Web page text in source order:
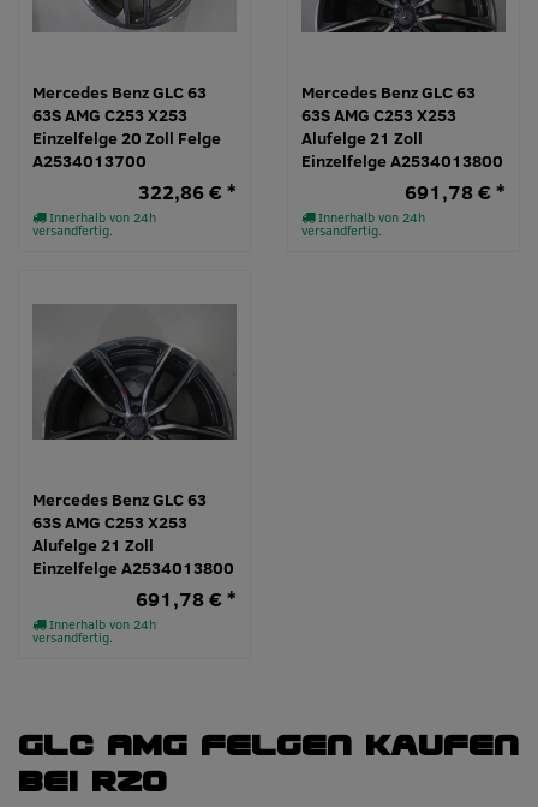
Mercedes Benz GLC 63
63S AMG C253 X253
Einzelfelge 20 Zoll Felge
A2534013700
Innerhalb von 24h
versandfertig.
322,86 € *
Mercedes Benz GLC 63
63S AMG C253 X253
Alufelge 21 Zoll
Einzelfelge A2534013800
Innerhalb von 24h
versandfertig.
691,78 € *
Mercedes Benz GLC 63
63S AMG C253 X253
Alufelge 21 Zoll
Einzelfelge A2534013800
Innerhalb von 24h
versandfertig.
691,78 € *
GLC AMG Felgen kaufen
bei RZO